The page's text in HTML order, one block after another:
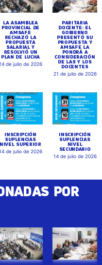
LA ASAMBLEA
PROVINCIAL DE
AMSAFE
RECHAZÓ LA
PROPUESTA
SALARIAL Y
RESOLVIÓ UN
PLAN DE LUCHA
de julio de 2026
PARITARIA
DOCENTE: EL
GOBIERNO
PRESENTÓ SU
PROPUESTA Y
AMSAFE LA
PONDRÁ A
CONSIDERACIÓN
DE LAS Y LOS
DOCENTES
21 de julio de 2026
INSCRIPCIÓN
SUPLENCIAS
NIVEL SUPERIOR
de julio de 2026
INSCRIPCIÓN
SUPLENCIAS
NIVEL
SECUNDARIO
14 de julio de 2026
POR